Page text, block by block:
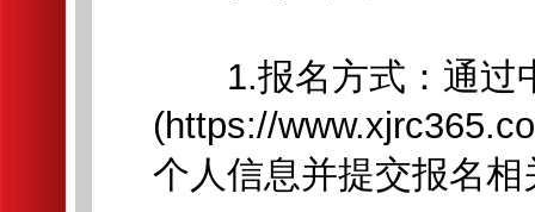
1.报名方式：通过
(https://
个人信息并提交报名相